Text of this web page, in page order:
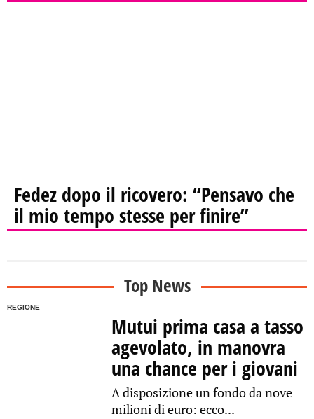
Fedez dopo il ricovero: “Pensavo che
il mio tempo stesse per finire”
Top News
REGIONE
Mutui prima casa a tasso
agevolato, in manovra
una chance per i giovani
A disposizione un fondo da nove
milioni di euro: ecco...